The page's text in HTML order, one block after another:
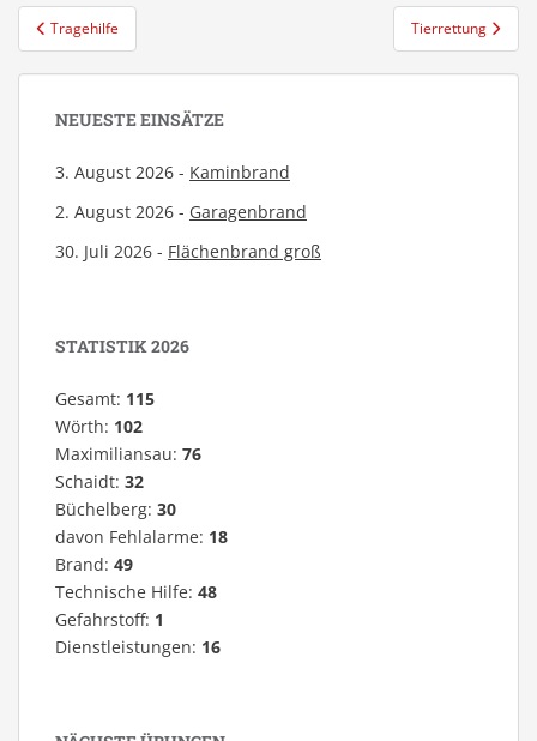
Beitragsnavigation
Tragehilfe Tierrettung
NEUESTE EINSÄTZE
3. August 2026 - Kaminbrand
2. August 2026 - Garagenbrand
30. Juli 2026 - Flächenbrand groß
STATISTIK 2026
Gesamt: 115
Wörth: 102
Maximiliansau: 76
Schaidt: 32
Büchelberg: 30
davon Fehlalarme: 18
Brand: 49
Technische Hilfe: 48
Gefahrstoff: 1
Dienstleistungen: 16